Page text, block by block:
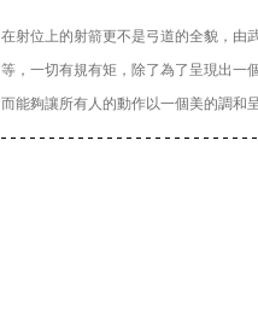
在射位上的射箭更不是弓道的全貌，由
等，一切有規有矩，除了為了呈現出一
而能夠讓所有人的動作以一個美的調和